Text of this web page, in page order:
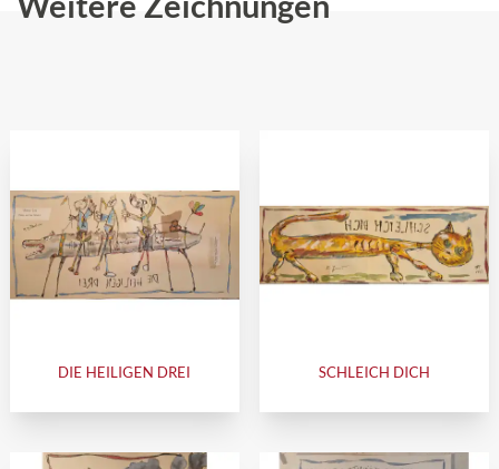
DIE HEILIGEN DREI SCHLEICH DICH